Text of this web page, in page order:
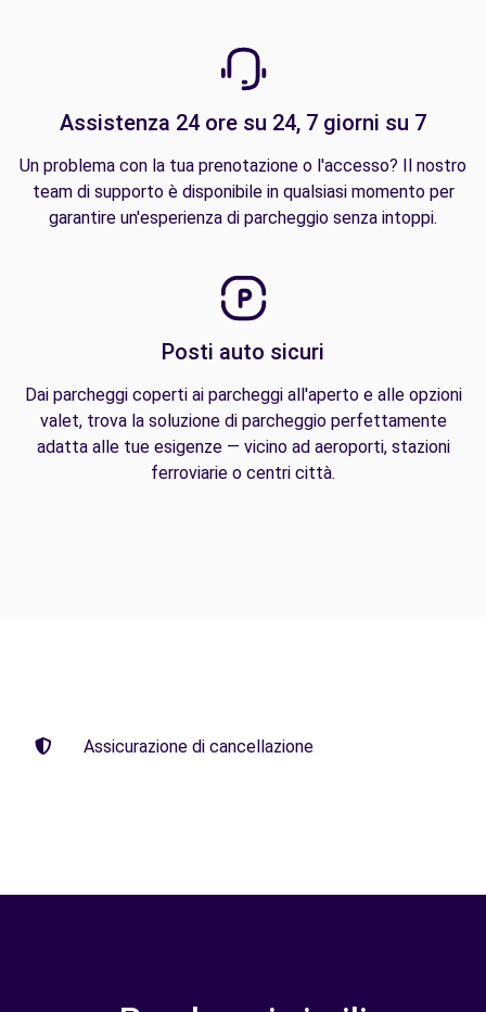
Assistenza 24 ore su 24, 7 giorni su 7
Un problema con la tua prenotazione o l'accesso? Il nostro
team di supporto è disponibile in qualsiasi momento per
garantire un'esperienza di parcheggio senza intoppi.
Posti auto sicuri
Dai parcheggi coperti ai parcheggi all'aperto e alle opzioni
valet, trova la soluzione di parcheggio perfettamente
adatta alle tue esigenze — vicino ad aeroporti, stazioni
ferroviarie o centri città.
Assicurazione di cancellazione